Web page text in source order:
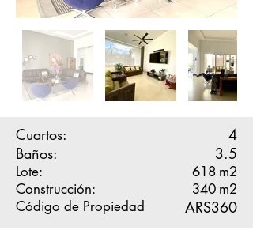
Cuartos:
Baños:
Lote:
Construcción:
Código de Propiedad
4
3.5
618 m2
340 m2
ARS360